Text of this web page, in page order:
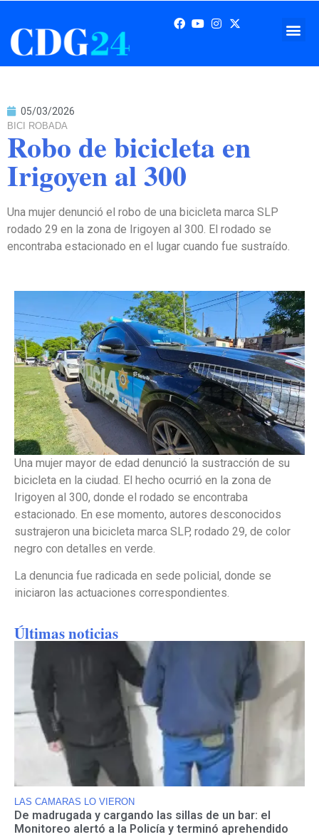
05/03/2026
BICI ROBADA
Robo de bicicleta en
Irigoyen al 300
Una mujer denunció el robo de una bicicleta marca SLP
rodado 29 en la zona de Irigoyen al 300. El rodado se
encontraba estacionado en el lugar cuando fue sustraído.
Una mujer mayor de edad denunció la sustracción de su
bicicleta en la ciudad. El hecho ocurrió en la zona de
Irigoyen al 300, donde el rodado se encontraba
estacionado. En ese momento, autores desconocidos
sustrajeron una bicicleta marca SLP, rodado 29, de color
negro con detalles en verde.
La denuncia fue radicada en sede policial, donde se
iniciaron las actuaciones correspondientes.
Últimas noticias
LAS CAMARAS LO VIERON
De madrugada y cargando las sillas de un bar: el
Monitoreo alertó a la Policía y terminó aprehendido